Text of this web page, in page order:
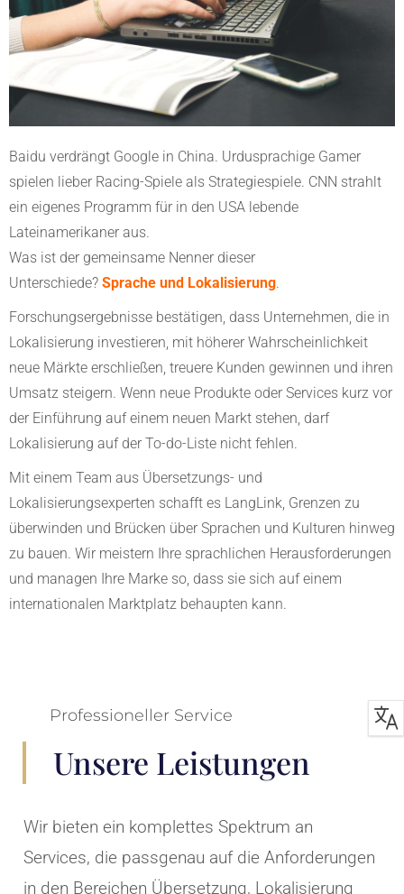
Baidu verdrängt Google in China. Urdusprachige Gamer
spielen lieber Racing-Spiele als Strategiespiele. CNN strahlt
ein eigenes Programm für in den USA lebende
Lateinamerikaner aus.
Was ist der gemeinsame Nenner dieser
Unterschiede? Sprache und Lokalisierung.
Forschungsergebnisse bestätigen, dass Unternehmen, die in
Lokalisierung investieren, mit höherer Wahrscheinlichkeit
neue Märkte erschließen, treuere Kunden gewinnen und ihren
Umsatz steigern. Wenn neue Produkte oder Services kurz vor
der Einführung auf einem neuen Markt stehen, darf
Lokalisierung auf der To-do-Liste nicht fehlen.
Mit einem Team aus Übersetzungs- und
Lokalisierungsexperten schafft es LangLink, Grenzen zu
überwinden und Brücken über Sprachen und Kulturen hinweg
zu bauen. Wir meistern Ihre sprachlichen Herausforderungen
und managen Ihre Marke so, dass sie sich auf einem
internationalen Marktplatz behaupten kann.
Professioneller Service
Unsere Leistungen
Wir bieten ein komplettes Spektrum an
Services, die passgenau auf die Anforderungen
in den Bereichen Übersetzung, Lokalisierung